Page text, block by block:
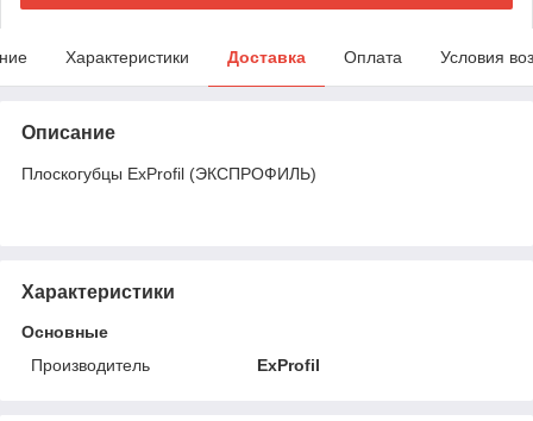
Характеристики Доставка Оплата Условия
Описание
Плоскогубцы ExProfil (ЭКСПРОФИЛЬ)
Характеристики
Основные
Производитель
ExProfil